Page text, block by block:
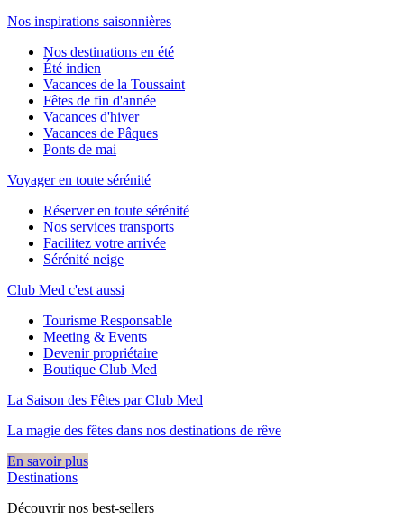
Nos inspirations saisonnières
Nos destinations en été
Été indien
Vacances de la Toussaint
Fêtes de fin d'année
Vacances d'hiver
Vacances de Pâques
Ponts de mai
Voyager en toute sérénité
Réserver en toute sérénité
Nos services transports
Facilitez votre arrivée
Sérénité neige
Club Med c'est aussi
Tourisme Responsable
Meeting & Events
Devenir propriétaire
Boutique Club Med
La Saison des Fêtes par Club Med
La magie des fêtes dans nos destinations de rêve​
En savoir plus
Destinations
Découvrir nos best-sellers